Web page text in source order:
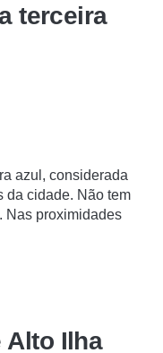
terceira
azul, considerada
da cidade. Não tem
Nas proximidades
Alto Ilha